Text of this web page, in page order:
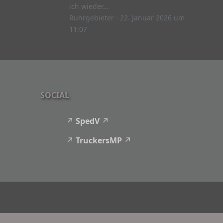
ich wieder…
Ruhrgebieter
22. Januar 2026 um
11:07
SOCIAL
SpedV
TruckersMP